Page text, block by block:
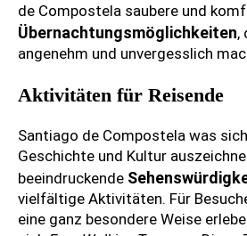
de Compostela saubere und
Übernachtungsmöglichkeiten,
angenehm und unvergesslich
Aktivitäten für Reisende
Santiago de Compostela was
Geschichte und Kultur
beeindruckende
vielfältige Aktivitäten. Für
eine ganz besondere Weise